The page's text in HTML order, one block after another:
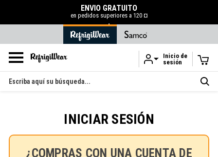
Ir al contenido principal
ENVÍO GRATUITO
en pedidos superiores a 120 ¤
.
Inicio de
sesión
Buscar
en
INICIAR SESIÓN
¿COMPRAS CON UNA CUENTA DE